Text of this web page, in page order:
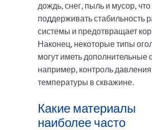
дождь, снег, пыль и мусор,
поддерживать стабильность
системы и предотвращает
Наконец, некоторые типы
могут иметь дополнительные
например, контроль
температуры в скважине.
Какие материалы
наиболее часто